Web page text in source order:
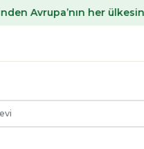
her ülkesine ✨